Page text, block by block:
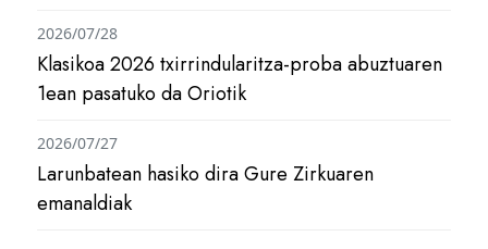
Klasikoa 2026 txirrindularitza-proba abuztuaren
1ean pasatuko da Oriotik
2026/07/28
Larunbatean hasiko dira Gure Zirkuaren
emanaldiak
2026/07/27